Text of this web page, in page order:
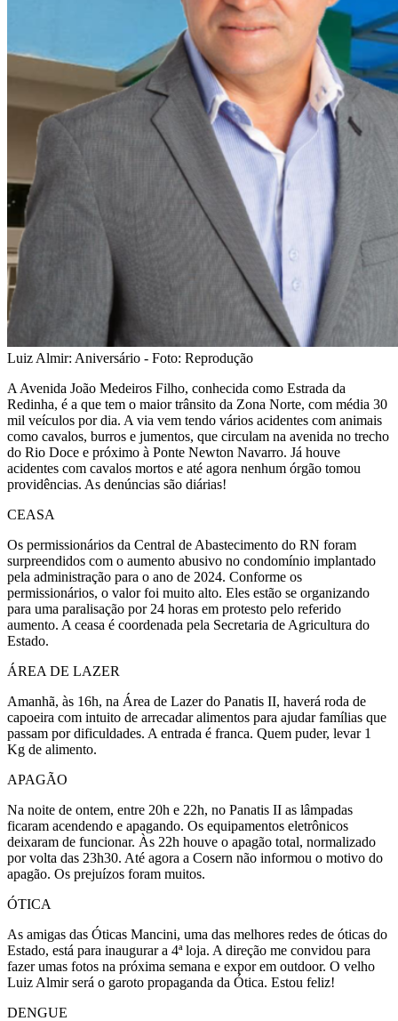
Luiz Almir: Aniversário - Foto: Reprodução
A Avenida João Medeiros Filho, conhecida como Estrada da
Redinha, é a que tem o maior trânsito da Zona Norte, com média 30
mil veículos por dia. A via vem tendo vários acidentes com animais
como cavalos, burros e jumentos, que circulam na avenida no trecho
do Rio Doce e próximo à Ponte Newton Navarro. Já houve
acidentes com cavalos mortos e até agora nenhum órgão tomou
providências. As denúncias são diárias!
CEASA
Os permissionários da Central de Abastecimento do RN foram
surpreendidos com o aumento abusivo no condomínio implantado
pela administração para o ano de 2024. Conforme os
permissionários, o valor foi muito alto. Eles estão se organizando
para uma paralisação por 24 horas em protesto pelo referido
aumento. A ceasa é coordenada pela Secretaria de Agricultura do
Estado.
ÁREA DE LAZER
Amanhã, às 16h, na Área de Lazer do Panatis II, haverá roda de
capoeira com intuito de arrecadar alimentos para ajudar famílias que
passam por dificuldades. A entrada é franca. Quem puder, levar 1
Kg de alimento.
APAGÃO
Na noite de ontem, entre 20h e 22h, no Panatis II as lâmpadas
ficaram acendendo e apagando. Os equipamentos eletrônicos
deixaram de funcionar. Às 22h houve o apagão total, normalizado
por volta das 23h30. Até agora a Cosern não informou o motivo do
apagão. Os prejuízos foram muitos.
ÓTICA
As amigas das Óticas Mancini, uma das melhores redes de óticas do
Estado, está para inaugurar a 4ª loja. A direção me convidou para
fazer umas fotos na próxima semana e expor em outdoor. O velho
Luiz Almir será o garoto propaganda da Ótica. Estou feliz!
DENGUE